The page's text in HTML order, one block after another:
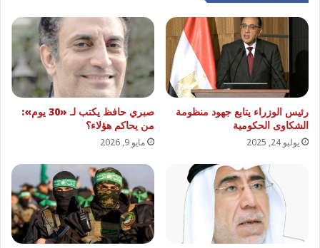
رئيس الوزراء يتابع جهود منظومة
الشكاوى الحكومية
يوليو 24, 2025
صبري حافظ يكتب لـ «30 يوم»:
من يحاكم هؤلاء؟
مايو 9, 2026